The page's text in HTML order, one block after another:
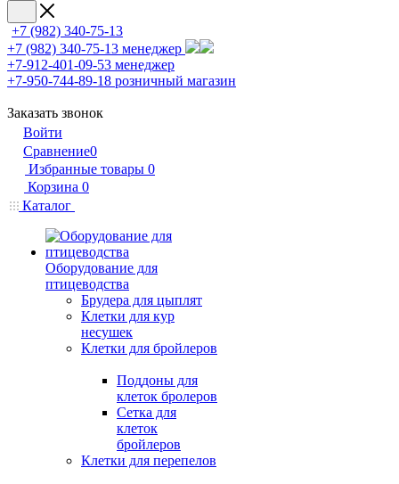
+7 (982) 340-75-13
+7 (982) 340-75-13 менеджер
+7-912-401-09-53 менеджер
+7-950-744-89-18 розничный магазин
Заказать звонок
Войти
Сравнение0
Избранные товары 0
Корзина 0
Каталог
Оборудование для
птицеводства
Брудера для цыплят
Клетки для кур
несушек
Клетки для бройлеров
Поддоны для
клеток бролеров
Сетка для
клеток
бройлеров
Клетки для перепелов